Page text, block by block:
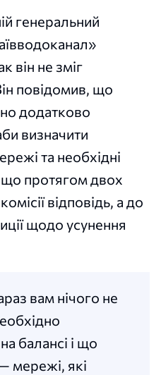
генеральний
він не зміг
повідомив, що
додатково
визначити
та необхідні
що протягом двох
відповідь, а до
щодо усунення
вам нічого не
балансі і що
мережі, які